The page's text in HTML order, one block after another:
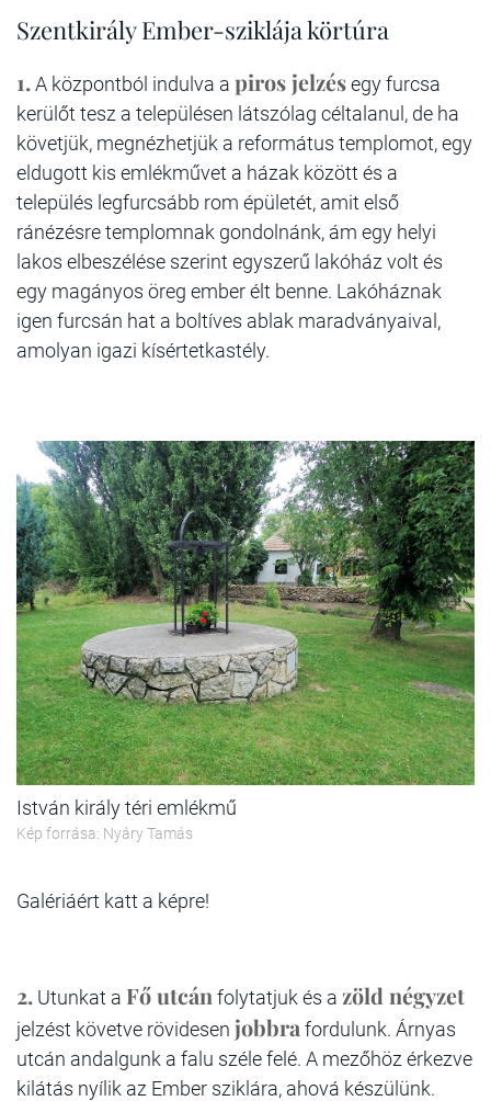
Szentkirály Ember-sziklája körtúra
1.A központból indulva a piros jelzésegy furcsa
kerülőt tesz a településen látszólag céltalanul, de ha
követjük, megnézhetjük a református templomot, egy
eldugott kis emlékművet a házak között és a
település legfurcsább rom épületét, amit első
ránézésre templomnak gondolnánk, ám egy helyi
lakos elbeszélése szerint egyszerű lakóház volt és
egy magányos öreg ember élt benne. Lakóháznak
igen furcsán hat a boltíves ablak maradványaival,
amolyan igazi kísértetkastély.
István király téri emlékmű
Kép forrása: Nyáry Tamás
Galériáért katt a képre!
2. Utunkat a Fő utcán folytatjuk és a zöld négyzet
jelzést követve rövidesen jobbra fordulunk. Árnyas
utcán andalgunk a falu széle felé. A mezőhöz érkezve
kilátás nyílik az Ember sziklára, ahová készülünk.